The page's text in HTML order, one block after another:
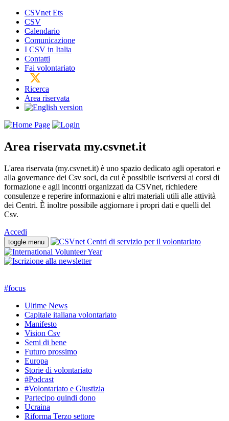
CSVnet Ets
CSV
Calendario
Comunicazione
I CSV in Italia
Contatti
Fai volontariato
Ricerca
Area riservata
Area riservata my.csvnet.it
L'area riservata (my.csvnet.it) è uno spazio dedicato agli operatori e
alla governance dei Csv soci, da cui è possibile iscriversi ai corsi di
formazione e agli incontri organizzati da CSVnet, richiedere
consulenze e reperire informazioni e altri materiali utili alle attività
dei Centri. È inoltre possibile aggiornare i propri dati e quelli del
Csv.
Accedi
toggle menu
#focus
Ultime News
Capitale italiana volontariato
Manifesto
Vision Csv
Semi di bene
Futuro prossimo
Europa
Storie di volontariato
#Podcast
#Volontariato e Giustizia
Partecipo quindi dono
Ucraina
Riforma Terzo settore